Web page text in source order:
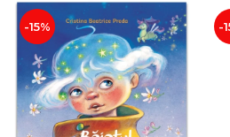
-15% -